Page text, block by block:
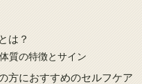
は？
質の特徴とサイン
方におすすめのセルフケア